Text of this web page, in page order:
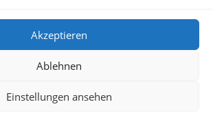
Akzeptieren
Ablehnen
Einstellungen ansehen